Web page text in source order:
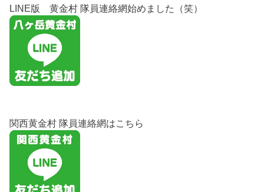
LINE版 黄金村 隊員連絡網始めました（笑）
関西黄金村 隊員連絡網はこちら